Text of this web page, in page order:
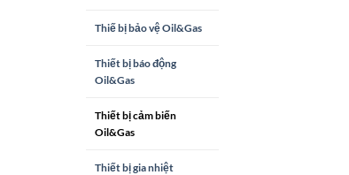
Thiế bị bảo vệ Oil&Gas
Thiết bị báo động
Oil&Gas
Thiết bị cảm biến
Oil&Gas
Thiết bị gia nhiệt